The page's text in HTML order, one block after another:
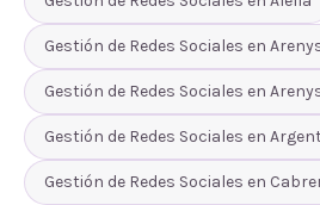
Gestión de Redes Sociales en
Gestión de Redes Sociales en
Gestión de Redes Sociales en
Gestión de Redes Sociales en